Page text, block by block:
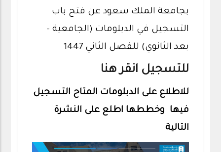
بجامعة الملك سعود عن فتح باب
التسجيل في الدبلومات (الجامعية -
بعد الثانوي) للفصل الثاني 1447
للتسجيل انقرهنا
للاطلاع على الدبلومات المتاح التسجيل
فيها وخططها اطلع على النشرة
التالية